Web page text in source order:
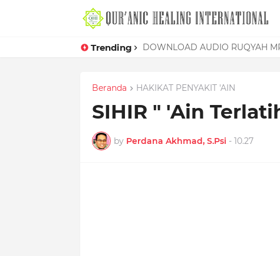
Trending DOWNLOAD AUDIO RUQYAH
Mudahnya Memelet Seorang
Beranda HAKIKAT PENYAKIT 'AIN
SIHIR " 'Ain
by Perdana Akhmad, S.Psi - 10.27